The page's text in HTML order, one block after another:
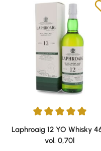
Durchschnittliche
Laphroaig 12 YO Whisky
vol. 0,70l